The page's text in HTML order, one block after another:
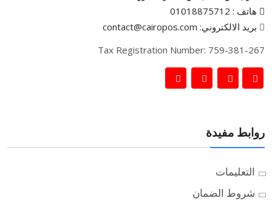
هاتف : 01018875712
بريد الالكتروني: contact@cairopos.com
Tax Registration Number: 759-381-267
روابط مفيدة
التعليمات
شروط الضمان